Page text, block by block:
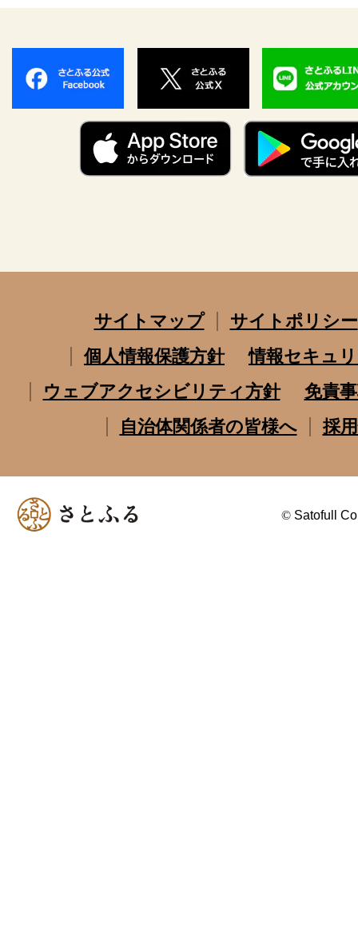
サイトマップ
サイトポリシー
個人情報保護方針
情報セキュ
ウェブアクセシビリティ方針
免責
自治体関係者の皆様へ
採
© Satofull